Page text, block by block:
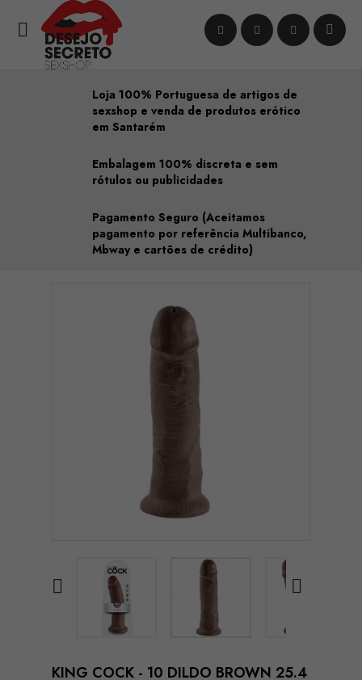

Loja 100% Portuguesa de artigos de
sexshop e venda de produtos erótico
em Santarém
Embalagem 100% discreta e sem
rótulos ou publicidades
Pagamento Seguro (Aceitamos
pagamento por referência Multibanco,
Mbway e cartões de crédito)
 
KING COCK - 10 DILDO BROWN 25.4